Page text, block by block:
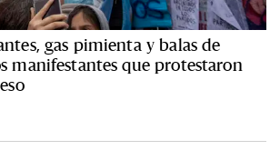
gas pimienta y balas de
manifestantes que protestaron